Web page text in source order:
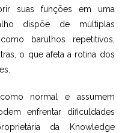
suas funções em uma
dispõe de múltiplas
barulhos repetitivos,
o que afeta a rotina dos
normal e assumem
enfrentar dificuldades
da Knowledge